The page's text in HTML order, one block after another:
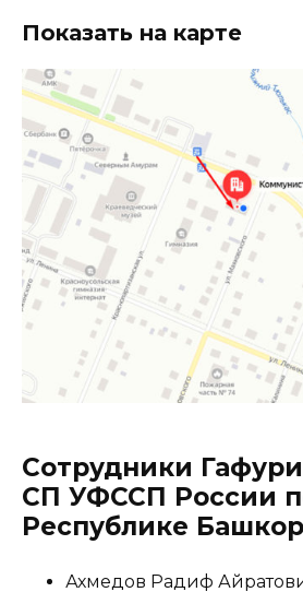
Показать на карте
Сотрудники
СП УФССП России
Республике
Ахмедов Радиф